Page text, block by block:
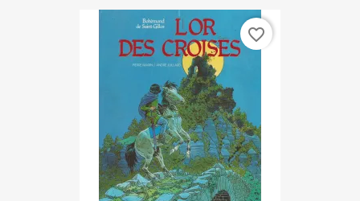
favorite_border